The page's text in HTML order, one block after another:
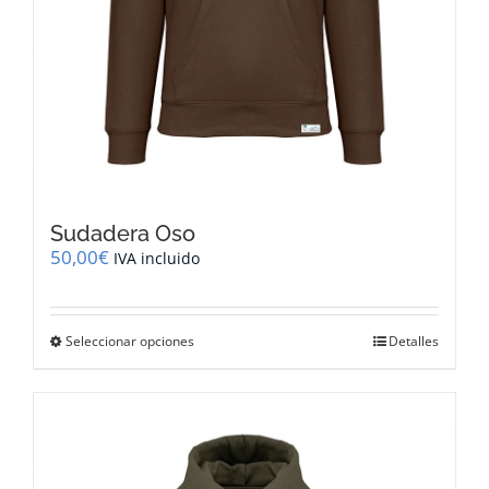
Sudadera Oso
50,00€ IVA incluido
Seleccionar opciones
variantes.
Las
opciones
Detalles